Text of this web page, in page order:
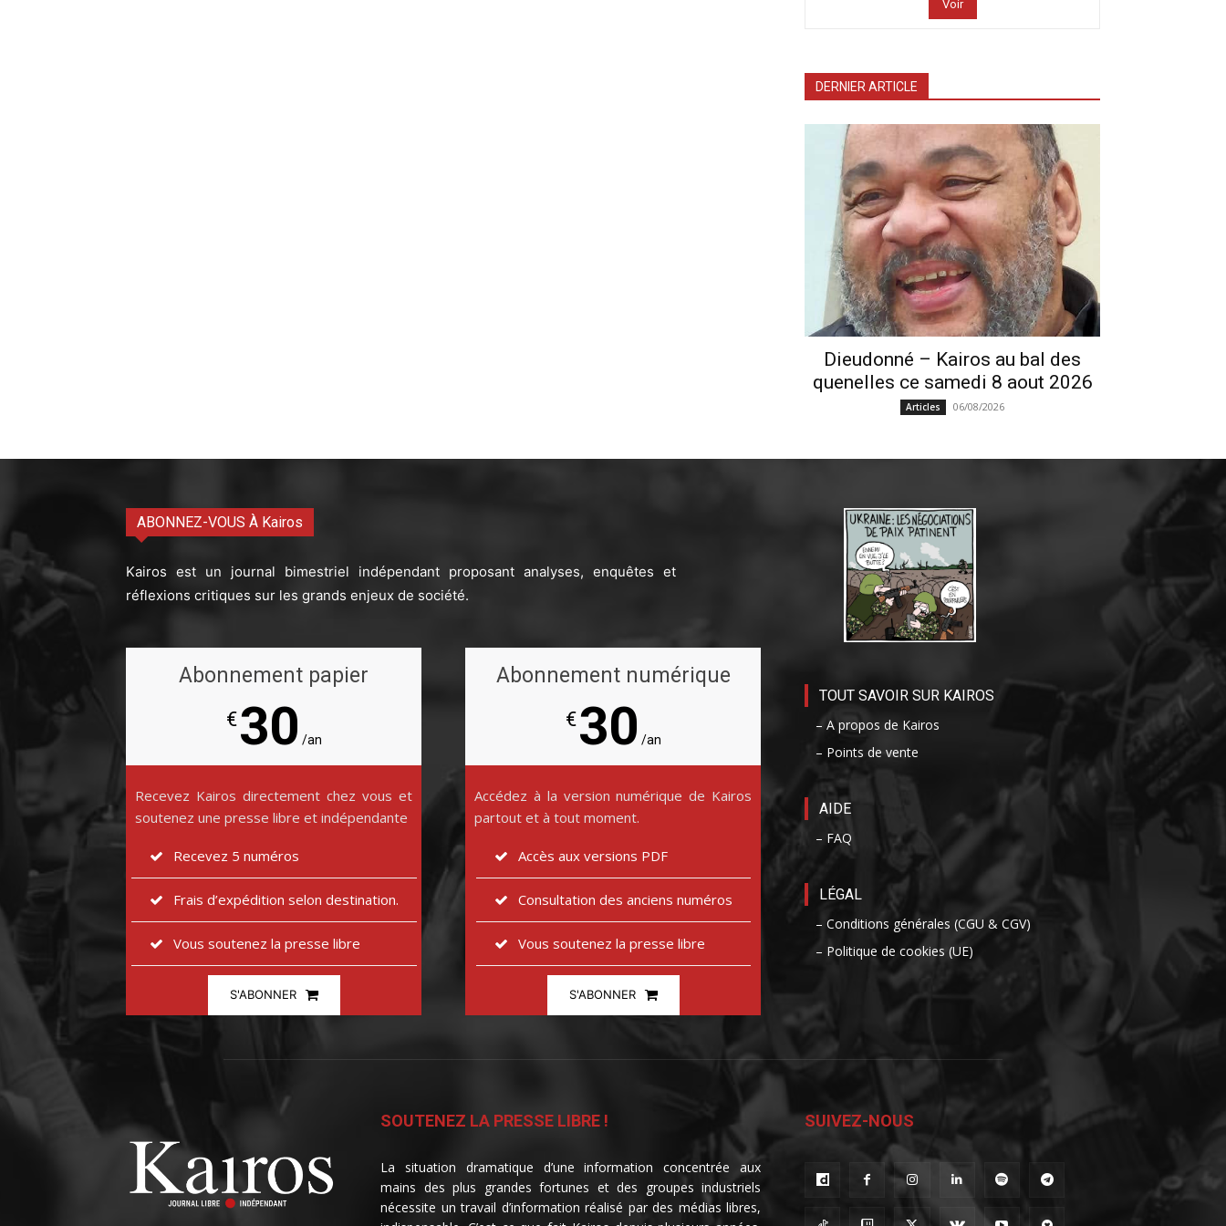
Voir
DERNIER ARTICLE
Dieudonné – Kairos au bal des
quenelles ce samedi 8 aout 2026
Articles 06/08/2026
ABONNEZ-VOUS À Kairos
Kairos est un journal bimestriel indépendant proposant analyses, enquêtes et
réflexions critiques sur les grands enjeux de société.
Abonnement papier
€30 /an
Recevez Kairos directement chez vous et
soutenez une presse libre et indépendante
Recevez 5 numéros
Frais d’expédition selon destination.
Vous soutenez la presse libre
S'ABONNER
Abonnement numérique
€30 /an
Accédez à la version numérique de Kairos
partout et à tout moment.
Accès aux versions PDF
Consultation des anciens numéros
Vous soutenez la presse libre
S'ABONNER
TOUT SAVOIR SUR KAIROS
– A propos de Kairos
– Points de vente
AIDE
– FAQ
LÉGAL
– Conditions générales (CGU & CGV)
– Politique de cookies (UE)
SOUTENEZ LA PRESSE LIBRE !
La situation dramatique d’une information concentrée aux
mains des plus grandes fortunes et des groupes industriels
nécessite un travail d’information réalisé par des médias libres,
SUIVEZ-NOUS